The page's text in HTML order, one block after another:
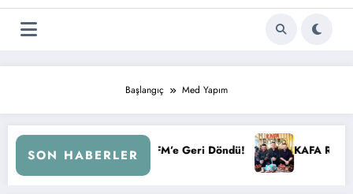
Başlangıç Med Yapım
SON HABERLER
ile Kral FM’e Geri Döndü! KAFA RADYO 6 YAŞINDA!